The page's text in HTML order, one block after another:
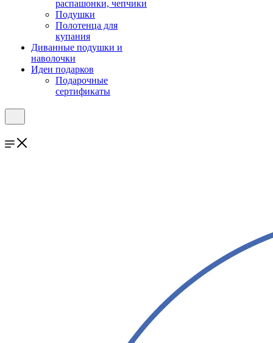
распашонки, чепчики
Подушки
Полотенца для
купания
Диванные подушки и
наволочки
Идеи подарков
Подарочные
сертификаты